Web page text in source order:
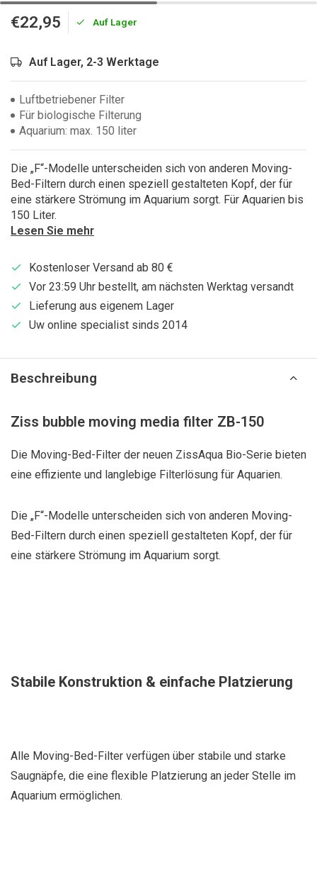
€22,95 Auf Lager
Auf Lager, 2-3 Werktage
Luftbetriebener Filter
Für biologische Filterung
Aquarium: max. 150 liter
Die „F“-Modelle unterscheiden sich von anderen Moving-
Bed-Filtern durch einen speziell gestalteten Kopf, der für
eine stärkere Strömung im Aquarium sorgt. Für Aquarien bis
150 Liter.
Lesen Sie mehr
Kostenloser Versand ab 80 €
Vor 23:59 Uhr bestellt, am nächsten Werktag versandt
Lieferung aus eigenem Lager
Uw online specialist sinds 2014
Beschreibung
Ziss bubble moving media filter ZB-150
Die Moving-Bed-Filter der neuen ZissAqua Bio-Serie bieten
eine effiziente und langlebige Filterlösung für Aquarien.
Die „F“-Modelle unterscheiden sich von anderen Moving-
Bed-Filtern durch einen speziell gestalteten Kopf, der für
eine stärkere Strömung im Aquarium sorgt.
Stabile Konstruktion & einfache Platzierung
Alle Moving-Bed-Filter verfügen über stabile und starke
Saugnäpfe, die eine flexible Platzierung an jeder Stelle im
Aquarium ermöglichen.